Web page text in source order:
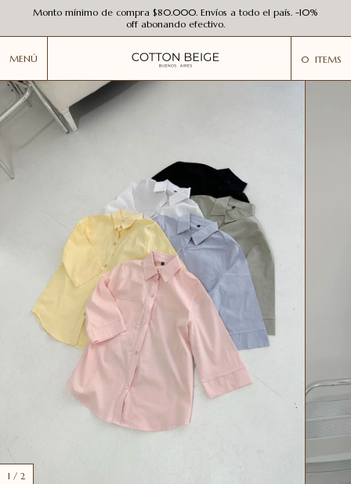
Monto mínimo de compra $80.000. Envíos a todo el país. -10%
off abonando efectivo.
MENÚ 0 ITEMS
1 / 2